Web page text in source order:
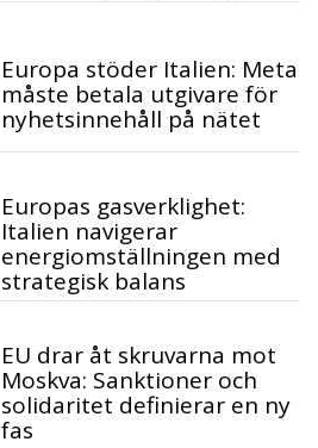
Europa stöder Italien: Meta
måste betala utgivare för
nyhetsinnehåll på nätet
Europas gasverklighet:
Italien navigerar
energiomställningen med
strategisk balans
EU drar åt skruvarna mot
Moskva: Sanktioner och
solidaritet definierar en ny
fas